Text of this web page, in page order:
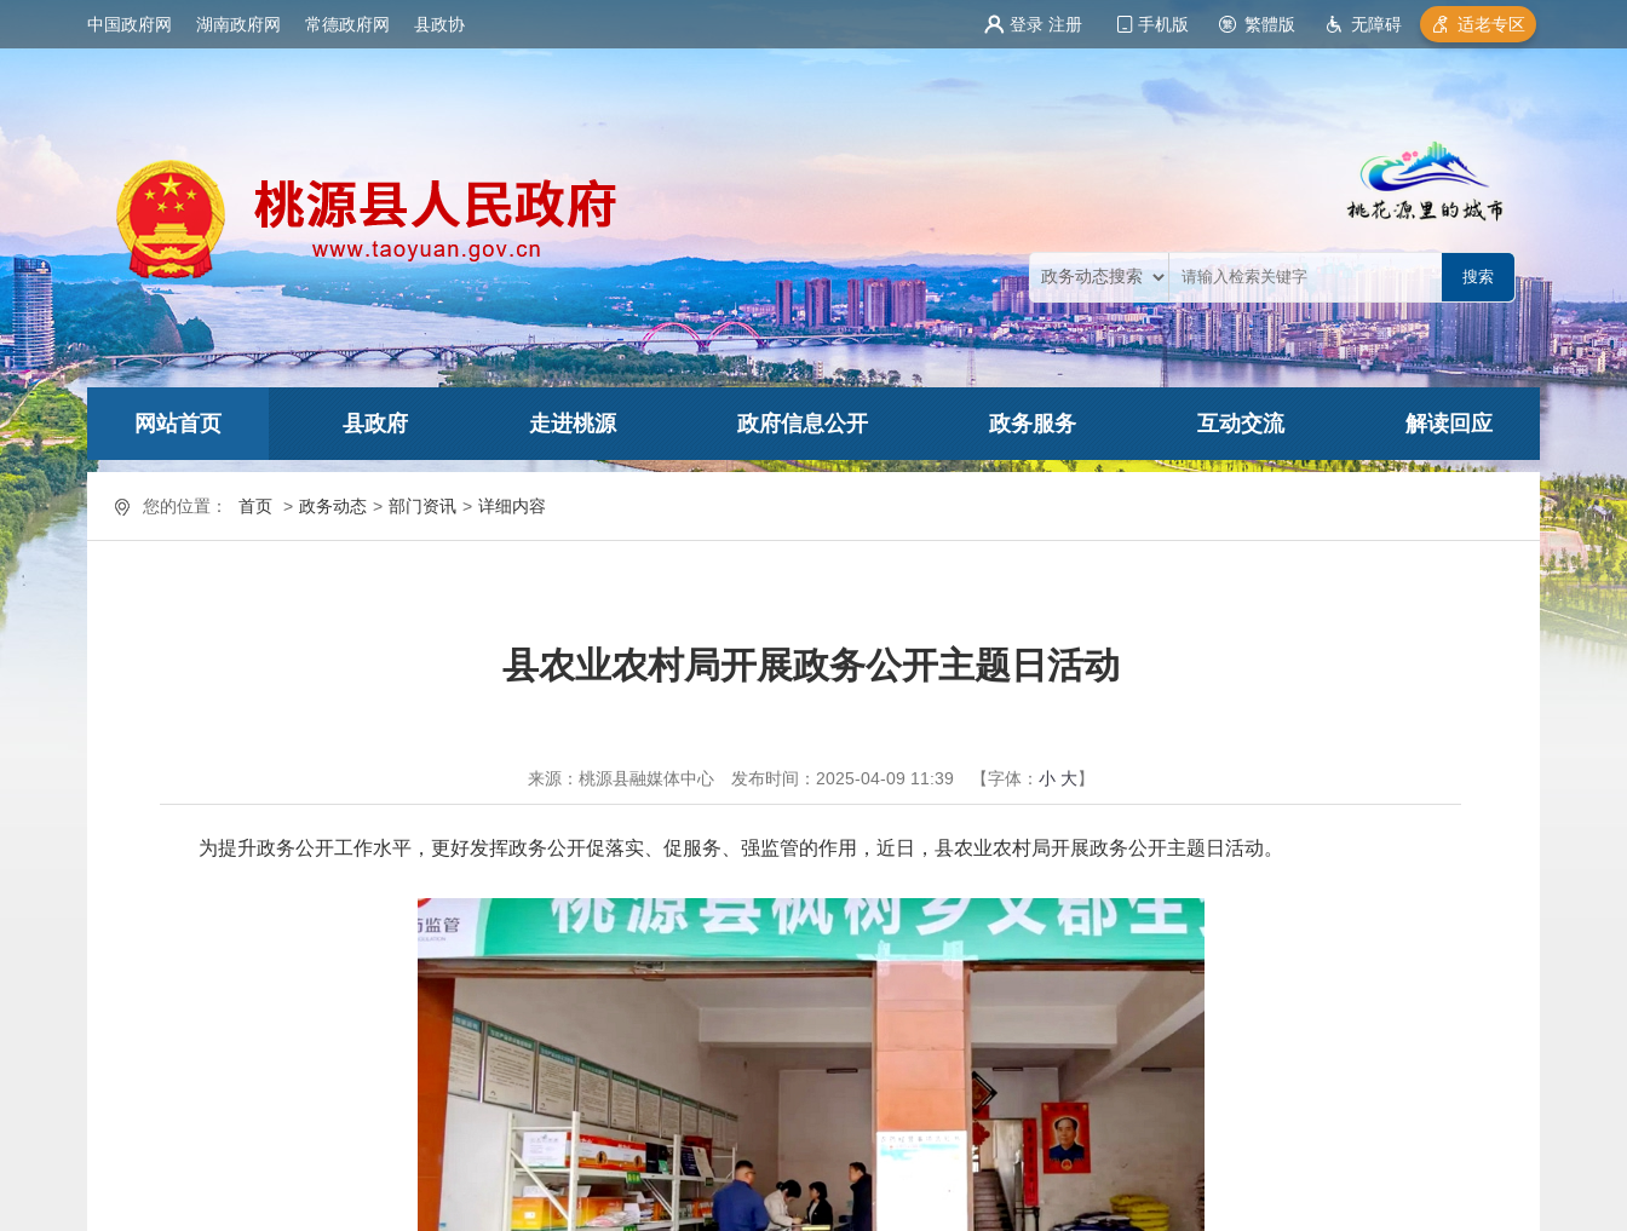
中国政府网 湖南政府网 常德政府网 县政协 登录 注册 手机版 繁體版 无障碍 适老专区
网站首页 县政府 走进桃源 政府信息公开 政务服务 互动交流 解读回应
您的位置： 首页 > 政务动态 > 部门资讯 > 详细内容
县农业农村局开展政务公开主题日活动
来源：桃源县融媒体中心 发布时间：2025-04-09 11:39 【字体： 小 大】
为提升政务公开工作水平，更好发挥政务公开促落实、促服务、强监管的作用，近日，县农业农村局开展政务公开主题日活动。